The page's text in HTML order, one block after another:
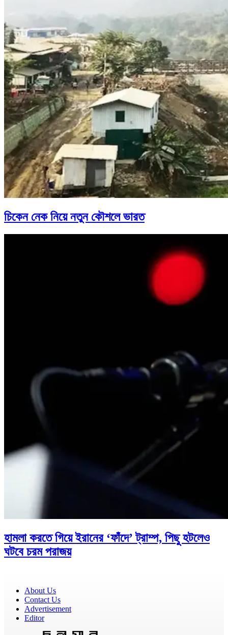
চিকেন নেক নিয়ে নতুন কৌশলে ভারত
হামলা করতে গিয়ে ইরানের ‘ফাঁদে’ ট্রাম্প, পিছু হটলেও
ঘটবে চরম পরাজয়
About Us
Contact Us
Advertisement
Editor